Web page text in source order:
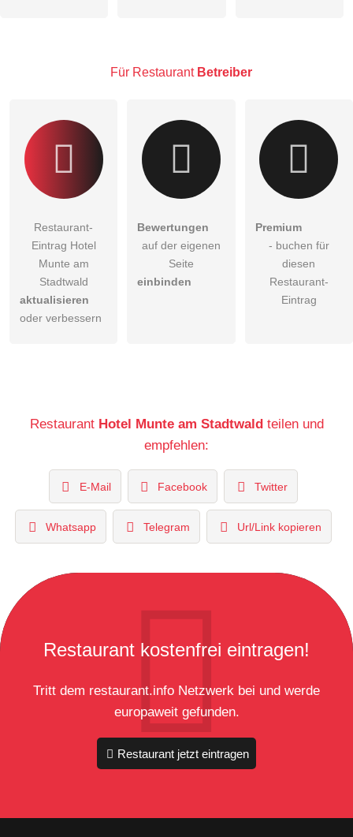
Restaurant-Eintrag zu stellen.
Für Restaurant Betreiber
Restaurant-
Eintrag Hotel
Munte am
Stadtwald
aktualisieren
oder verbessern
Bewertungen
auf der eigenen
Seite
einbinden
Premium
- buchen für
diesen
Restaurant-
Eintrag
Restaurant Hotel Munte am Stadtwaldteilen und
empfehlen:
E-Mail Facebook Twitter
Whatsapp Telegram Url/Link kopieren
Restaurant kostenfrei eintragen!
Tritt dem restaurant.info Netzwerk bei und werde
europaweit gefunden.
Restaurant jetzt eintragen